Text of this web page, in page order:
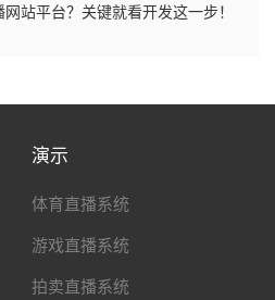
站平台？关键就看开发这一步！
演示
体育直播系统
游戏直播系统
拍卖直播系统